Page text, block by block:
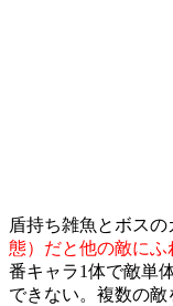
盾持ち雑魚とボスの
態）だと他の敵にふ
番キャラ1体で敵単
できない。複数の